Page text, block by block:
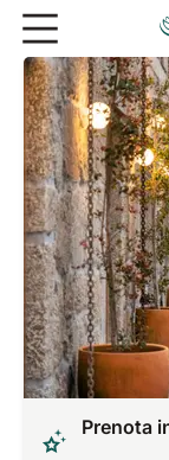
Andare al
Prenota